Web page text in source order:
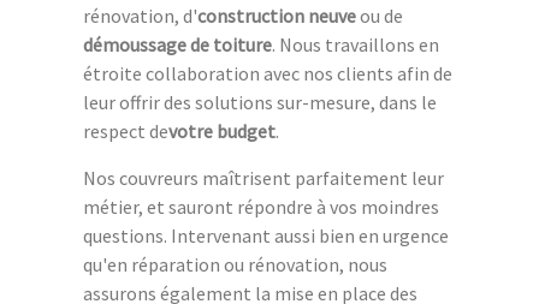
rénovation, d'construction neuveou de
démoussage de toiture. Nous travaillons en
étroite collaboration avec nos clients afin de
leur offrir des solutions sur-mesure, dans le
respect devotre budget.
Nos couvreurs maîtrisent parfaitement leur
métier, et sauront répondre à vos moindres
questions. Intervenant aussi bien en urgence
qu'en réparation ou rénovation, nous
assurons également la mise en place des